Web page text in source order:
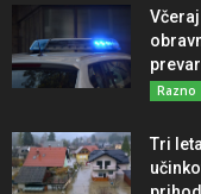
Razno
Tri